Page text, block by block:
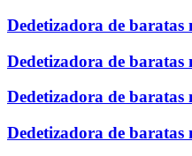
Dedetizadora de
Dedetizadora de
Dedetizadora de
Dedetizadora de